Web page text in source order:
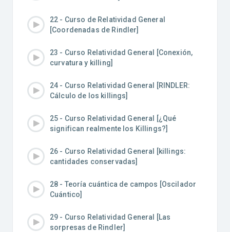
22 - Curso de Relatividad General
[Coordenadas de Rindler]
23 - Curso Relatividad General [Conexión,
curvatura y killing]
24 - Curso Relatividad General [RINDLER:
Cálculo de los killings]
25 - Curso Relatividad General [¿Qué
significan realmente los Killings?]
26 - Curso Relatividad General [killings:
cantidades conservadas]
28 - Teoría cuántica de campos [Oscilador
Cuántico]
29 - Curso Relatividad General [Las
sorpresas de Rindler]